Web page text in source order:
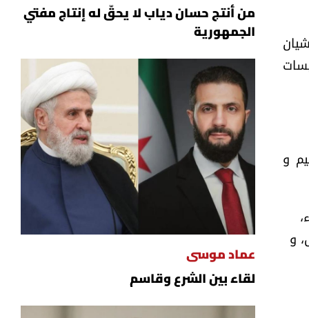
و
و
من أنتج حسان دياب لا يحقّ له إنتاج مفتي
الجمهورية
عماد موسى
لقاء بين الشرع وقاسم